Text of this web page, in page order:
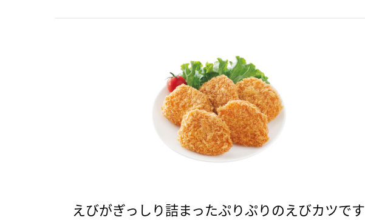
えびがぎっしり詰まったぷりぷりのえびカツです